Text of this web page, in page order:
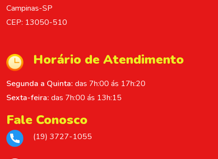
Campinas-SP
CEP: 13050-510
Horário de Atendimento
Segunda a Quinta: das 7h:00 ás 17h:20
Sexta-feira: das 7h:00 ás 13h:15
Fale Conosco
(19) 3727-1055